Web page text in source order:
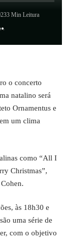
3 Min Leitura
o concerto
natalino será
Ornamentus e
um clima
como “All I
Christmas”,
às 18h30 e
uma série de
com o objetivo